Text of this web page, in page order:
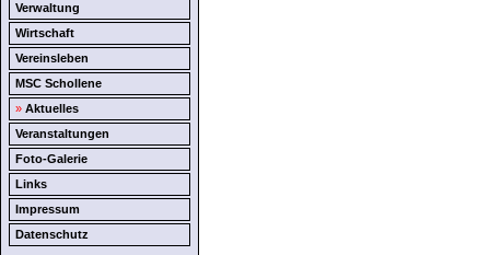
Verwaltung
Wirtschaft
Vereinsleben
MSC Schollene
» Aktuelles
Veranstaltungen
Foto-Galerie
Links
Impressum
Datenschutz